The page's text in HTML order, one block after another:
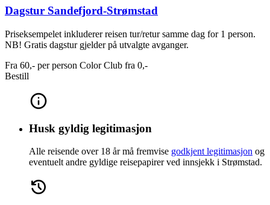
Dagstur Sandefjord-Strømstad
Priseksempelet inkluderer reisen tur/retur samme dag for 1 person.
NB! Gratis dagstur gjelder på utvalgte avganger.
Fra 60,- per person Color Club fra 0,-
Bestill
Husk gyldig legitimasjon
Alle reisende over 18 år må fremvise godkjent legitimasjon og
eventuelt andre gyldige reisepapirer ved innsjekk i Strømstad.